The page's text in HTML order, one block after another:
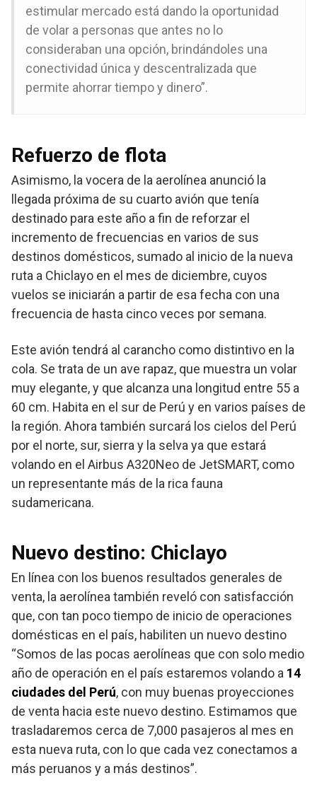
estimular mercado está dando la oportunidad
de volar a personas que antes no lo
consideraban una opción, brindándoles una
conectividad única y descentralizada que
permite ahorrar tiempo y dinero”.
Refuerzo de flota
Asimismo, la vocera de la aerolínea anunció la
llegada próxima de su cuarto avión que tenía
destinado para este año a fin de reforzar el
incremento de frecuencias en varios de sus
destinos domésticos, sumado al inicio de la nueva
ruta a Chiclayo en el mes de diciembre, cuyos
vuelos se iniciarán a partir de esa fecha con una
frecuencia de hasta cinco veces por semana.
Este avión tendrá al carancho como distintivo en la
cola. Se trata de un ave rapaz, que muestra un volar
muy elegante, y que alcanza una longitud entre 55 a
60 cm. Habita en el sur de Perú y en varios países de
la región. Ahora también surcará los cielos del Perú
por el norte, sur, sierra y la selva ya que estará
volando en el Airbus A320Neo de JetSMART, como
un representante más de la rica fauna
sudamericana.
Nuevo destino: Chiclayo
En línea con los buenos resultados generales de
venta, la aerolínea también reveló con satisfacción
que, con tan poco tiempo de inicio de operaciones
domésticas en el país, habiliten un nuevo destino
“Somos de las pocas aerolíneas que con solo medio
año de operación en el país estaremos volando a 14
ciudades del Perú, con muy buenas proyecciones
de venta hacia este nuevo destino. Estimamos que
trasladaremos cerca de 7,000 pasajeros al mes en
esta nueva ruta, con lo que cada vez conectamos a
más peruanos y a más destinos”.